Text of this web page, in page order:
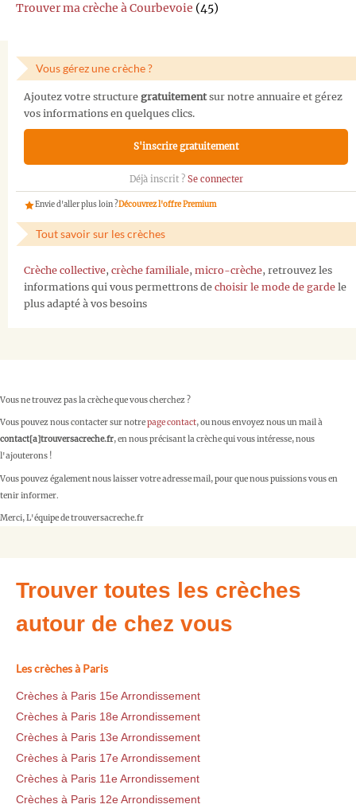
Trouver ma crèche à Courbevoie (45)
Vous gérez une crèche ?
Ajoutez votre structure gratuitementsur notre annuaire et gérez
vos informations en quelques clics.
S'inscrire gratuitement
Déjà inscrit ? Se connecter
Envie d'aller plus loin ?Découvrez l'offre Premium
Tout savoir sur les crèches
Crèche collective, crèche familiale, micro-crèche, retrouvez les
informations qui vous permettrons de choisir le mode de garde le
plus adapté à vos besoins
Vous ne trouvez pas la crèche que vous cherchez ?
Vous pouvez nous contacter sur notrepage contact, ou nous envoyez nous un mail à
contact[a]trouversacreche.fr, en nous précisant la crèche qui vous intéresse, nous
l'ajouterons !
Vous pouvez également nous laisser votre adresse mail, pour que nous puissions vous en
tenir informer.
Merci, L'équipe de trouversacreche.fr
Trouver toutes les crèches
autour de chez vous
Les crèches à Paris
Crèches à Paris 15e Arrondissement
Crèches à Paris 18e Arrondissement
Crèches à Paris 13e Arrondissement
Crèches à Paris 17e Arrondissement
Crèches à Paris 11e Arrondissement
Crèches à Paris 12e Arrondissement